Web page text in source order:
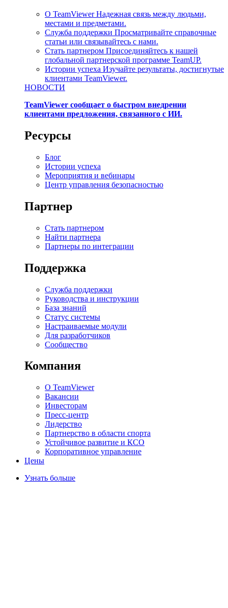
О TeamViewer Надежная связь между людьми,
местами и предметами.
Служба поддержки Просматривайте справочные
статьи или связывайтесь с нами.
Стать партнером Присоединяйтесь к нашей
глобальной партнерской программе TeamUP.
Истории успеха Изучайте результаты, достигнутые
клиентами TeamViewer.
НОВОСТИ
TeamViewer сообщает о быстром внедрении
клиентами предложения, связанного с ИИ.
Ресурсы
Блог
Истории успеха
Мероприятия и вебинары
Центр управления безопасностью
Партнер
Стать партнером
Найти партнера
Партнеры по интеграции
Поддержка
Служба поддержки
Руководства и инструкции
База знаний
Статус системы
Настраиваемые модули
Для разработчиков
Сообщество
Компания
О TeamViewer
Вакансии
Инвесторам
Пресс-центр
Лидерство
Партнерство в области спорта
Устойчивое развитие и КСО
Корпоративное управление
Цены
Узнать больше